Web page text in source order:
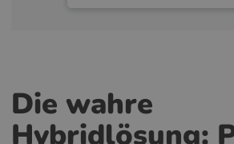
Die wahre
Hybridlösung: